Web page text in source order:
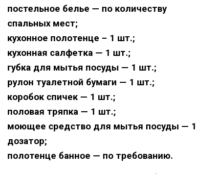
постельное белье — по количеству
спальных мест;
кухонное полотенце – 1 шт.;
кухонная салфетка — 1 шт.;
губка для мытья посуды — 1 шт.;
рулон туалетной бумаги — 1 шт.;
коробок спичек — 1 шт.;
половая тряпка — 1 шт.;
моющее средство для мытья посуды — 1
дозатор;
полотенце банное — по требованию.